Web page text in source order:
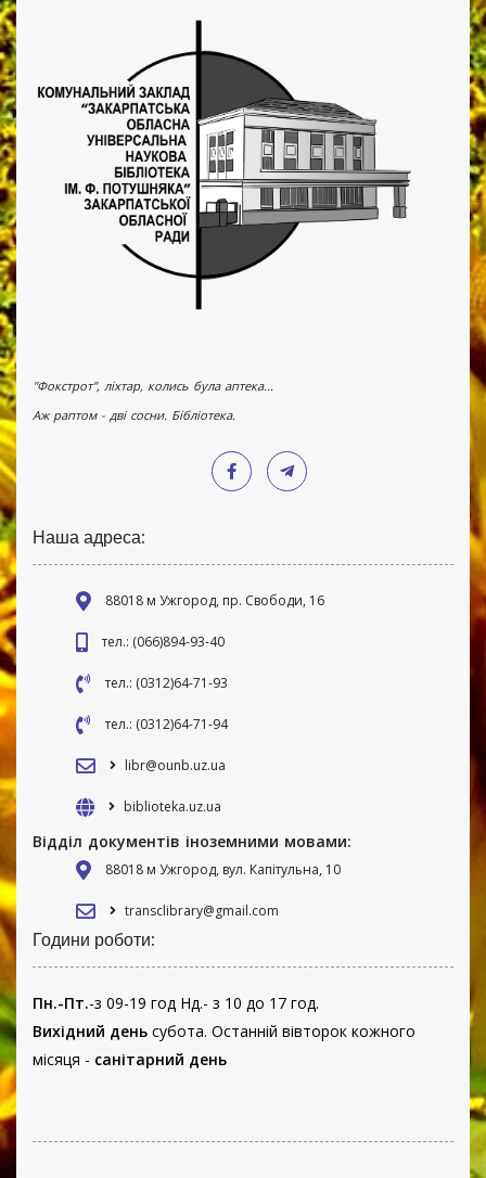
"Фокстрот", ліхтар, колись була аптека...
Аж раптом - дві сосни. Бібліотека.
Наша адреса:
88018 м Ужгород, пр. Свободи, 16
тел.: (066)894-93-40
тел.: (0312)64-71-93
тел.: (0312)64-71-94
libr@ounb.uz.ua
biblioteka.uz.ua
Відділ документів іноземними мовами:
88018 м Ужгород, вул. Капітульна, 10
transclibrary@gmail.com
Години роботи:
Пн.-Пт.-з 09-19 год Нд.- з 10 до 17 год.
Вихідний день субота. Останній вівторок кожного
місяця - санітарний день